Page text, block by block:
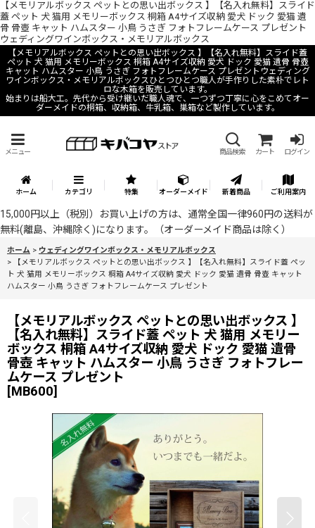
【メモリアルボックス ペットとの思い出ボックス 】【名入れ無料】スライド
蓋 ペット 犬 猫用 メモリーボックス 桐箱 A4サイズ収納 愛犬 ドック 愛猫 遺
骨 骨壺 キャット ハムスター 小鳥 うさぎ フォトフレームケース プレゼント
ウェディングワインボックス・メモリアルボックス
【メモリアルボックス ペットとの思い出ボックス 】【名入れ無料】スライド蓋
ペット 犬 猫用 メモリーボックス 桐箱 A4サイズ収納 愛犬 ドック 愛猫 遺骨 骨壺
キャット ハムスター 小鳥 うさぎ フォトフレームケース プレゼントウェディング
ワインボックス・メモリアルボックスひとつひとつ職人が手作りした素朴でレト
ロな木箱を販売しています。
始まりは船大工。先代から受け継いだ職人魂で、一つずつ丁寧に心をこめてオー
ダーメイドの桐箱、収納箱、牛乳箱、巣箱など製作しています。
メニュー 商品検索 カート ログイン
ホーム カテゴリ 特集 オーダーメイド 新着商品 ご利用案内
15,000円以上（税別）お買い上げの方は、通常全国一律960円の送料が
無料(離島、沖縄除く)になります。（オーダーメイド商品は除く）
ホーム > ウェディングワインボックス・メモリアルボックス
>
【メモリアルボックス ペットとの思い出ボックス 】【名入れ無料】スライド蓋 ペッ
ト 犬 猫用 メモリーボックス 桐箱 A4サイズ収納 愛犬 ドック 愛猫 遺骨 骨壺 キャット
ハムスター 小鳥 うさぎ フォトフレームケース プレゼント
【メモリアルボックス ペットとの思い出ボックス 】
【名入れ無料】スライド蓋 ペット 犬 猫用 メモリー
ボックス 桐箱 A4サイズ収納 愛犬 ドック 愛猫 遺骨
骨壺 キャット ハムスター 小鳥 うさぎ フォトフレー
ムケース プレゼント
[MB600]